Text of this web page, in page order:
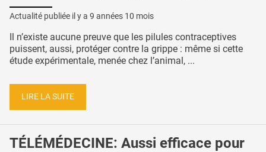
Actualité publiée il y a 9 années 10 mois
Il n’existe aucune preuve que les pilules contraceptives
puissent, aussi, protéger contre la grippe : même si cette
étude expérimentale, menée chez l’animal, ...
LIRE LA SUITE
TÉLÉMÉDECINE: Aussi efficace pour